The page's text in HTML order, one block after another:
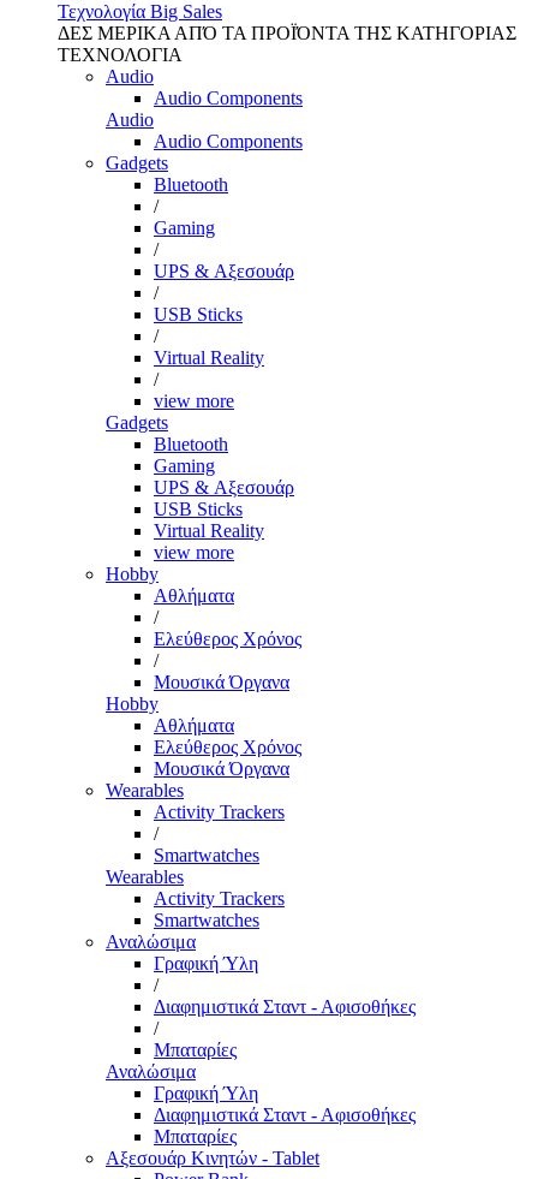
Τεχνολογία Big Sales
ΔΕΣ ΜΕΡΙΚΑ ΑΠΌ ΤΑ ΠΡΟΪΌΝΤΑ ΤΗΣ ΚΑΤΗΓΟΡΙΑΣ
ΤΕΧΝΟΛΟΓΙΑ
Audio
Audio Components
Audio
Audio Components
Gadgets
Bluetooth
/
Gaming
/
UPS & Αξεσουάρ
/
USB Sticks
/
Virtual Reality
/
view more
Gadgets
Bluetooth
Gaming
UPS & Αξεσουάρ
USB Sticks
Virtual Reality
view more
Hobby
Αθλήματα
/
Ελεύθερος Χρόνος
/
Μουσικά Όργανα
Hobby
Αθλήματα
Ελεύθερος Χρόνος
Μουσικά Όργανα
Wearables
Activity Trackers
/
Smartwatches
Wearables
Activity Trackers
Smartwatches
Αναλώσιμα
Γραφική Ύλη
/
Διαφημιστικά Σταντ - Αφισοθήκες
/
Μπαταρίες
Αναλώσιμα
Γραφική Ύλη
Διαφημιστικά Σταντ - Αφισοθήκες
Μπαταρίες
Αξεσουάρ Κινητών - Tablet